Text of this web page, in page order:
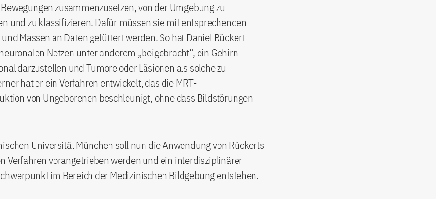
zusammenzusetzen, von der Umgebung zu
und zu klassifizieren. Dafür müssen sie mit entsprechenden
Massen an Daten gefüttert werden. So hat Daniel Rückert
Netzen unter anderem „beigebracht“, ein Gehirn
darzustellen und Tumore oder Läsionen als solche zu
hat er ein Verfahren entwickelt, das die MRT-
von Ungeborenen beschleunigt, ohne dass Bildstörungen
Universität München soll nun die Anwendung von Rückerts
Verfahren vorangetrieben werden und ein interdisziplinärer
im Bereich der Medizinischen Bildgebung entstehen.